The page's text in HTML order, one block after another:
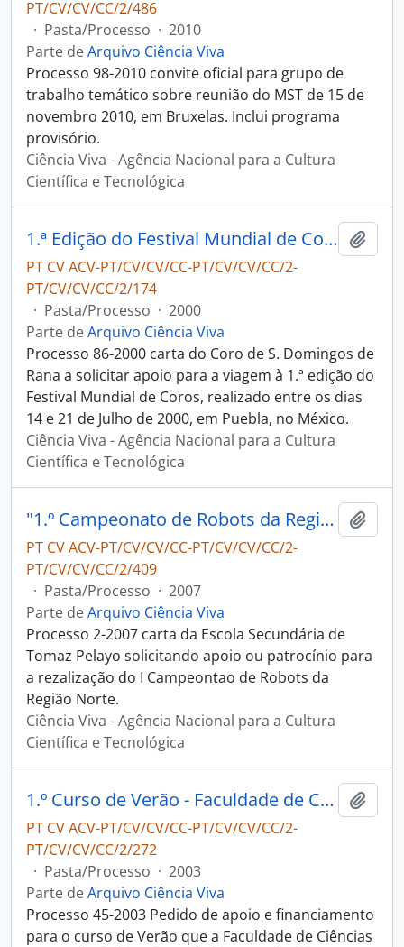
PT/CV/CV/CC/2/486
· Pasta/Processo · 2010
Parte deArquivo Ciência Viva
Processo 98-2010 convite oficial para grupo de
trabalho temático sobre reunião do MST de 15 de
novembro 2010, em Bruxelas. Inclui programa
provisório.
Ciência Viva - Agência Nacional para a Cultura
Científica e Tecnológica
1.ª Edição do Festival Mundial de Coros - Coro de S. Domingos de Rena
PT CV ACV-PT/CV/CV/CC-PT/CV/CV/CC/2-
PT/CV/CV/CC/2/174
· Pasta/Processo · 2000
Parte deArquivo Ciência Viva
Processo 86-2000 carta do Coro de S. Domingos de
Rana a solicitar apoio para a viagem à 1.ª edição do
Festival Mundial de Coros, realizado entre os dias
14 e 21 de Julho de 2000, em Puebla, no México.
Ciência Viva - Agência Nacional para a Cultura
Científica e Tecnológica
"1.º Campeonato de Robots da Região Norte - Escola Secundária de Tomaz Pelayo "
PT CV ACV-PT/CV/CV/CC-PT/CV/CV/CC/2-
PT/CV/CV/CC/2/409
· Pasta/Processo · 2007
Parte deArquivo Ciência Viva
Processo 2-2007 carta da Escola Secundária de
Tomaz Pelayo solicitando apoio ou patrocínio para
a rezalização do I Campeontao de Robots da
Região Norte.
Ciência Viva - Agência Nacional para a Cultura
Científica e Tecnológica
1.º Curso de Verão - Faculdade de Ciências e Tecnologia da Universidade Nova de Lisboa
PT CV ACV-PT/CV/CV/CC-PT/CV/CV/CC/2-
PT/CV/CV/CC/2/272
· Pasta/Processo · 2003
Parte deArquivo Ciência Viva
Processo 45-2003 Pedido de apoio e financiamento
para o curso de Verão que a Faculdade de Ciências